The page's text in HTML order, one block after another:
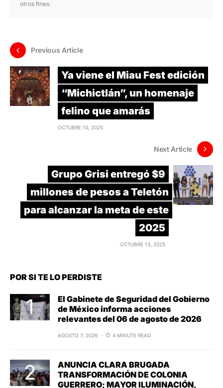
otros fines.
Previous Article
Ya viene el Miau Fest edición
“Michictlán”, un homenaje
felino que amarás
OCTUBRE 10, 2025
Next Article
Grupo Grisi entregó $9
millones de pesos a Teletón
para alcanzar la meta de este
2025
OCTUBRE 13, 2025
POR SI TE LO PERDISTE
El Gabinete de Seguridad del Gobierno
de México informa acciones
relevantes del 06 de agosto de 2026
AGOSTO 7, 2026 4 MINUTE READ
ANUNCIA CLARA BRUGADA
TRANSFORMACIÓN DE COLONIA
GUERRERO; MAYOR ILUMINACIÓN,